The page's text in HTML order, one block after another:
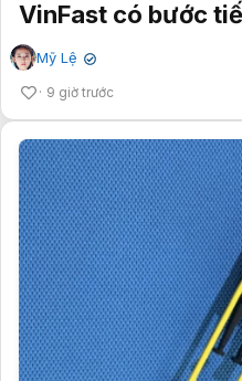
VinFast có bước
Mỹ Lệ ✔
9 giờ trước